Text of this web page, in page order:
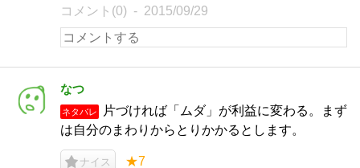
コメント(0) 2015/09/29
なつ
ネタバレ
片づければ「ムダ」が利益に変わる。まず
は自分のまわりからとりかかるとします。
ナイス ★7